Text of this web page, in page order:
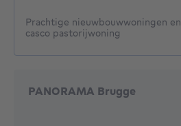
Prachtige nieuwbouwwoningen en
casco pastorijwoning
PANORAMA Brugge